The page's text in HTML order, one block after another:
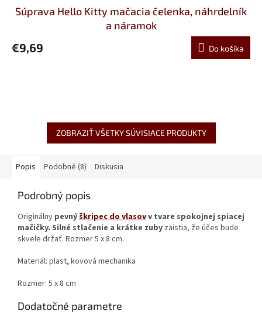
Súprava Hello Kitty mačacia čelenka, náhrdelník
a náramok
€9,69 Do košíka
ZOBRAZIŤ VŠETKY SÚVISIACE PRODUKTY
Popis Podobné (8) Diskusia
Podrobný popis
Originálny pevnýškripec do vlasovv tvare spokojnej spiacej
mačičky. Silné stlačenie a krátke zuby zaistia, že účes bude
skvele držať. Rozmer 5 x 8 cm.
Materiál: plast, kovová mechanika
Rozmer: 5 x 8 cm
Dodatočné parametre